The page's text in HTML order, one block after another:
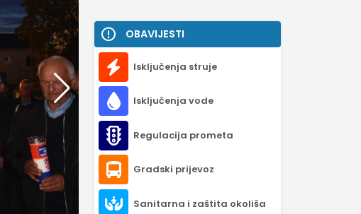
OBAVIJESTI
Isključenja struje
Isključenja vode
Regulacija prometa
Gradski prijevoz
Sanitarna i zaštita okoliša